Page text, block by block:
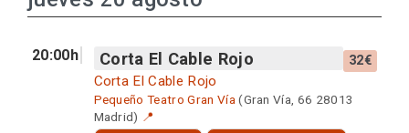
20:00h Corta El Cable Rojo 32€
Corta El Cable Rojo
Pequeño Teatro Gran Vía (Gran Vía, 66 28013
Madrid) 📍